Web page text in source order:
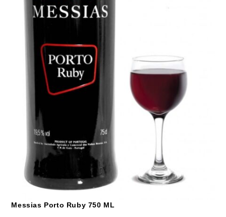
Messias Porto Ruby 750 ML